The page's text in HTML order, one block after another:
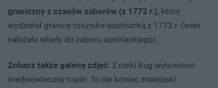
graniczny z czasów zaborów (z 1772 r.), który
wydzielał granicę rosyjsko-austriacką z 1772 r. (wieś
należała wtedy do zaboru austriackiego).
Zobacz także galerię zdjęć: Z rzeki Bug wyłowiono
średniowieczny topór. To nie koniec znalezisk!